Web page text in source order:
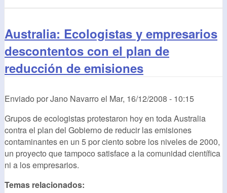
Australia: Ecologistas y empresarios
descontentos con el plan de
reducción de emisiones
Enviado porJano Navarro el Mar, 16/12/2008 - 10:15
Grupos de ecologistas protestaron hoy en toda Australia
contra el plan del Gobierno de reducir las emisiones
contaminantes en un 5 por ciento sobre los niveles de 2000,
un proyecto que tampoco satisface a la comunidad científica
ni a los empresarios.
Temas relacionados: